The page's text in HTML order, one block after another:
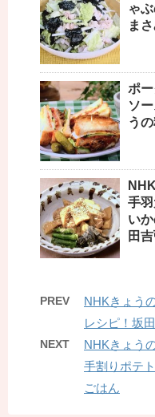
ゃ
ま
ポ
ソ
う
手
い
田
PREV
NHKきょう
レシピ！坂
NEXT
NHKきょう
手割りポテ
ごはん